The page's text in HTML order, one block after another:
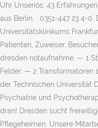
Uhr Unseriös: 43
aus Berlin. : 0351-447 23 4-0.
Universitätsklinikums
Patienten, Zuweiser,
dresden notaufnahme. — 1
Felder, — 2 Transformatoren
der Technischen Universität
Psychiatrie und
dran! Dresden sucht
Pflegeheimen. Unsere